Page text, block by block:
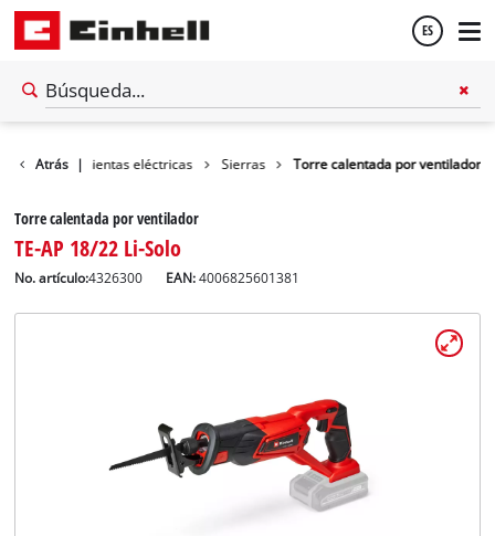
ES
Atrás |
Herramientas eléctricas Sierras Torre calentada por ventilador
Torre calentada por ventilador
TE-AP 18/22 Li-Solo
No. artículo:4326300 EAN:4006825601381